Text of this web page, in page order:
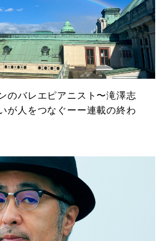
のバレエピアニスト〜滝澤志
が人をつなぐーー連載の終わ